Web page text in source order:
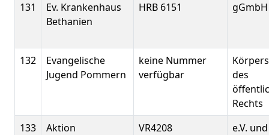
131
Ev. Krankenhaus
Bethanien
HRB 6151 gGmbH
132
Evangelische
Jugend Pommern
keine Nummer
verfügbar
des
Rechts
133
Aktion
VR4208
e.V. und